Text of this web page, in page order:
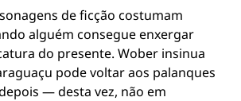
de ficção costumam
alguém consegue enxergar
do presente. Wober insinua
pode voltar aos palanques
— desta vez, não em